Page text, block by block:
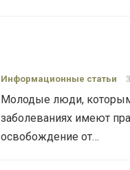
Информационные статьи
Молодые люди,
заболеваниях имеют
освобождение от…